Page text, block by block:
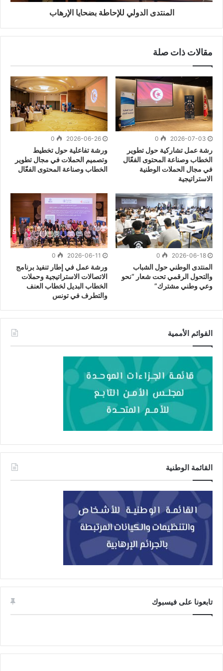
المنتدى الدولي للإحاطة بضحايا الإرهاب
مقالات ذات صلة
2026-07-03
0
رشة عمل تشاركية حول تطوير
الخطاب وصناعة المحتوى الفعّال
في مجال الحملات الوطنية
الاستراتيجية
2026-06-26
0
ورشة تفاعلية حول تخطيط
وتصميم الحملات في مجال تطوير
الخطاب وصناعة المحتوى الفعّال
2026-06-18
0
المنتدى الوطني حول الشباب
والتحول الرقمي تحت شعار “نحو
وعي وطني مشترك”
2026-06-11
0
ورشة عمل في إطار تنفيذ برنامج
الاتصالات الاستراتيجية وحملات
الخطاب البديل لخطاب العنف
والتطرف في تونس
القوائم الأممية
القائمة الوطنية
تابعونا على فيسبوك